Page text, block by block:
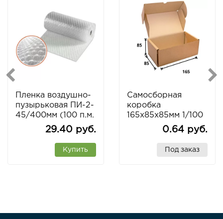
Пленка воздушно-
пузырьковая ПИ-2-
45/400мм (100 п.м.
29.40 руб.
Купить
Самосборная
коробка
165х85х85мм 1/100
0.64 руб.
Под заказ